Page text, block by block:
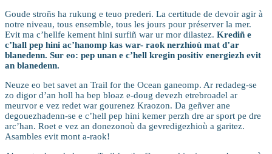
Goude stroñs ha rukung e teuo prederi. La certitude de devoir agir à
notre niveau, tous ensemble, tous les jours pour préserver la mer.
Evit ma c’hellfe kement hini surfiñ war ur mor dilastez. Krediñ e
c’hall pep hini ac’hanomp kas war- raok nerzhioù mat d’ar
blanedenn. Sur eo: pep unan e c’hell kregin positiv energiezh evit
an blanedenn.
Neuze eo bet savet an Trail for the Ocean ganeomp. Ar redadeg-se
zo digor d’an holl ha bep bloaz e-doug devezh etrebroadel ar
meurvor e vez redet war gourenez Kraozon. Da geñver ane
degouezhadenn-se e c’hell pep hini kemer perzh dre ar sport pe dre
arc’han. Roet e vez an donezonoù da gevredigezhioù a garitez.
Asambles evit mont a-raok!